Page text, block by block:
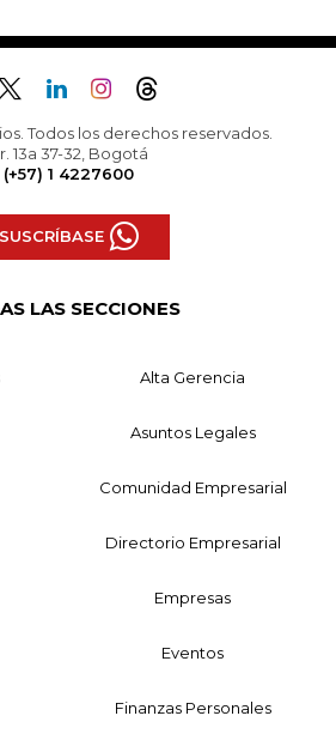
Todos los derechos reservados.
13a 37-32, Bogotá
(+57) 1 4227600
SUSCRÍBASE
LAS SECCIONES
Alta Gerencia
Asuntos Legales
Comunidad Empresarial
Directorio Empresarial
Empresas
Eventos
Finanzas Personales